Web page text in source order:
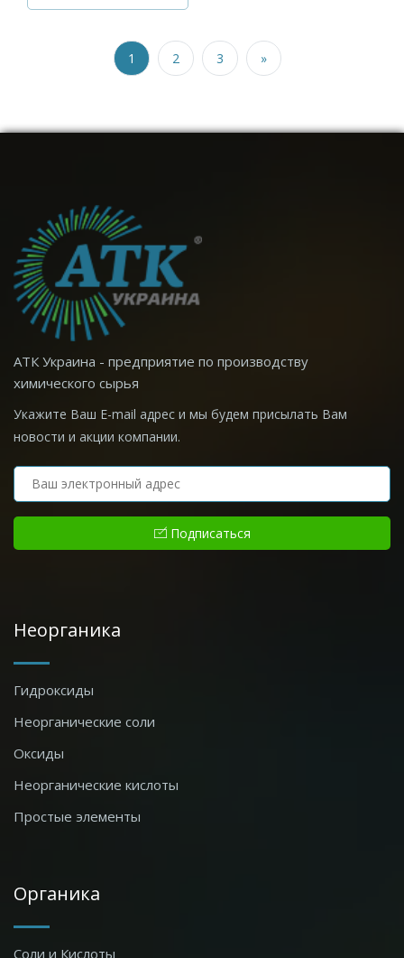
1 2 3 »
АТК Украина - предприятие по производству
химического сырья
Укажите Ваш E-mail адрес и мы будем присылать Вам
новости и акции компании.
Подписаться
Неорганика
Гидроксиды
Неорганические соли
Оксиды
Неорганические кислоты
Простые элементы
Органика
Соли и Кислоты